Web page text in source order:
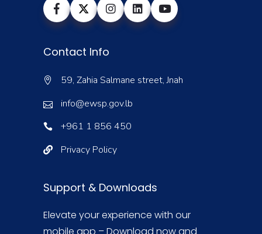
Contact Info
59, Zahia Salmane street, Jnah
info@ewsp.gov.lb
+961 1 856 450
Privacy Policy
Support & Downloads
Elevate your experience with our